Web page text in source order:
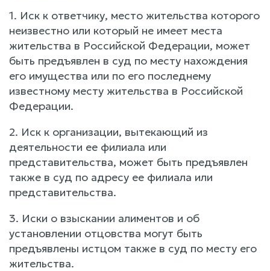
1. Иск к ответчику, место жительства которого
неизвестно или который не имеет места
жительства в Российской Федерации, может
быть предъявлен в суд по месту нахождения
его имущества или по его последнему
известному месту жительства в Российской
Федерации.
2. Иск к организации, вытекающий из
деятельности ее филиала или
представительства, может быть предъявлен
также в суд по адресу ее филиала или
представительства.
3. Иски о взыскании алиментов и об
установлении отцовства могут быть
предъявлены истцом также в суд по месту его
жительства.